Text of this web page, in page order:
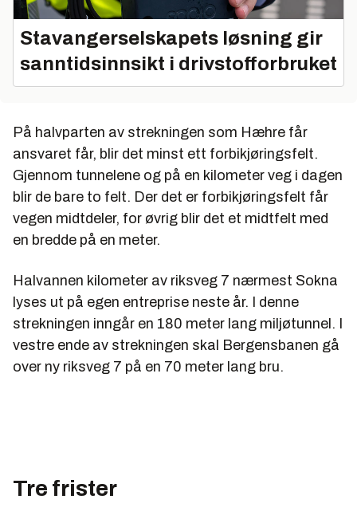
Stavangerselskapets løsning gir
sanntidsinnsikt i drivstofforbruket
På halvparten av strekningen som Hæhre får
ansvaret får, blir det minst ett forbikjøringsfelt.
Gjennom tunnelene og på en kilometer veg i dagen
blir de bare to felt. Der det er forbikjøringsfelt får
vegen midtdeler, for øvrig blir det et midtfelt med
en bredde på en meter.
Halvannen kilometer av riksveg 7 nærmest Sokna
lyses ut på egen entreprise neste år. I denne
strekningen inngår en 180 meter lang miljøtunnel. I
vestre ende av strekningen skal Bergensbanen gå
over ny riksveg 7 på en 70 meter lang bru.
Tre frister